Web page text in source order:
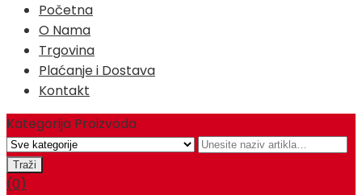
Početna
O Nama
Trgovina
Plaćanje i Dostava
Kontakt
Kategorija Proizvoda
(0)